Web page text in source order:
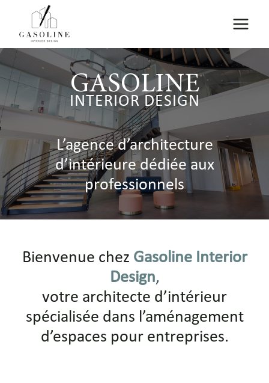
contenu
GASOLINE
INTERIOR DESIGN
L’agence d’architecture
d’intérieure dédiée aux
professionnels
Bienvenue chez Gasoline Interior
Design,
votre architecte d’intérieur
spécialisée dans l’aménagement
d’espaces pour entreprises.